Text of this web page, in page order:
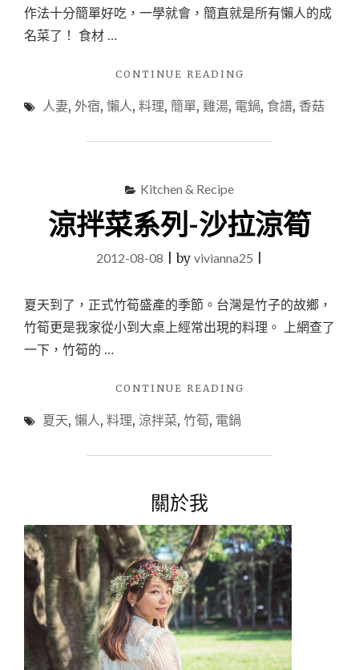
作法十分簡單好吃，一學就會，簡直就是所有懶人的成
名菜了！ 食材 …
CONTINUE READING
電
料
香
菇
湯"
人妻, 外宿, 懶人, 料理, 簡單, 雞湯, 電鍋, 食譜, 香菇
Kitchen & Recipe
涼拌菜系列-沙拉涼筍
2012-08-08 |by vivianna25
夏天到了，正式竹筍盛產的季節。台灣是竹子的故鄉，
竹筍更是我家從小到大桌上經常出現的料理。 上網查了
一下，竹筍的 …
CONTINUE READING
列-
筍"
夏天, 懶人, 料理, 涼拌菜, 竹筍, 電鍋
關於我